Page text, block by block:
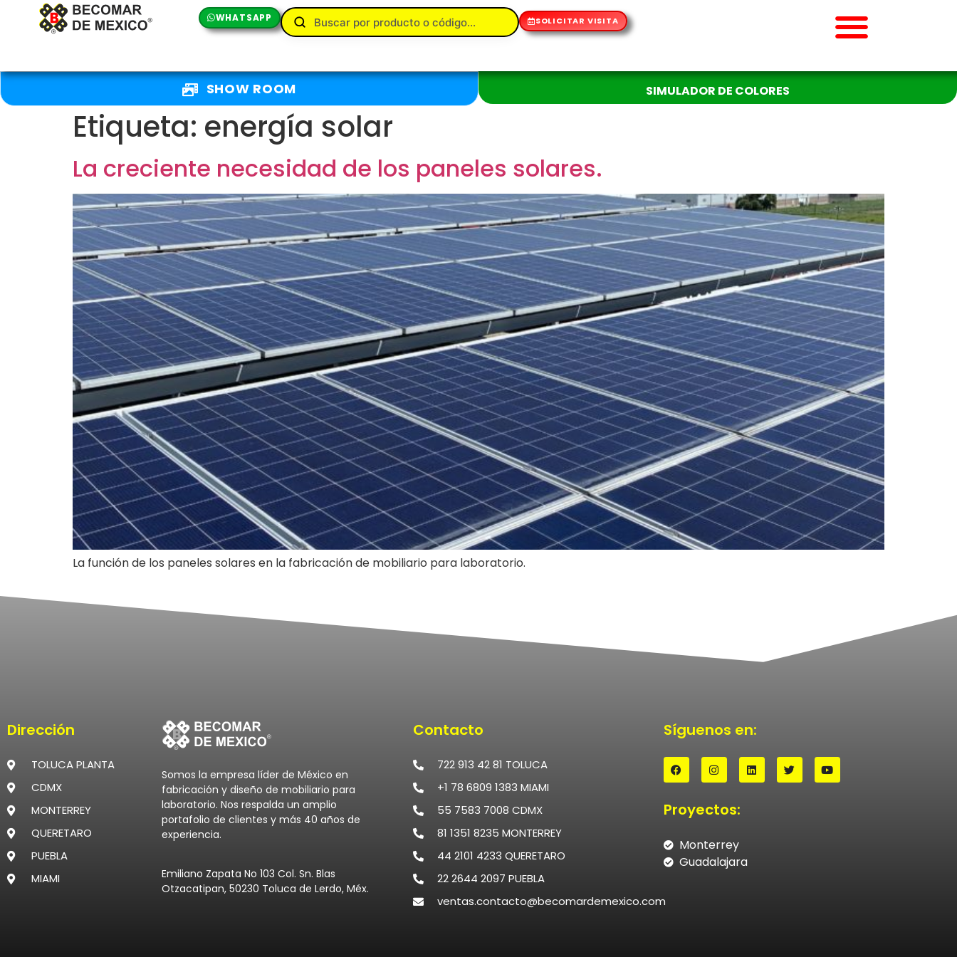
WHATSAPP SOLICITAR VISITA
SHOW ROOM SIMULADOR DE COLORES
Etiqueta: energía solar
La creciente necesidad de los paneles solares.
La función de los paneles solares en la fabricación de mobiliario para laboratorio.
Dirección
TOLUCA PLANTA
CDMX
MONTERREY
QUERETARO
PUEBLA
MIAMI
Somos la empresa líder de México en
fabricación y diseño de mobiliario para
laboratorio. Nos respalda un amplio
portafolio de clientes y más 40 años de
experiencia.
Emiliano Zapata No 103 Col. Sn. Blas
Otzacatipan, 50230 Toluca de Lerdo, Méx.
Contacto
722 913 42 81 TOLUCA
+1 78 6809 1383 MIAMI
55 7583 7008 CDMX
81 1351 8235 MONTERREY
44 2101 4233 QUERETARO
22 2644 2097 PUEBLA
ventas.contacto@becomardemexico.com
Síguenos en:
Proyectos:
Monterrey
Guadalajara